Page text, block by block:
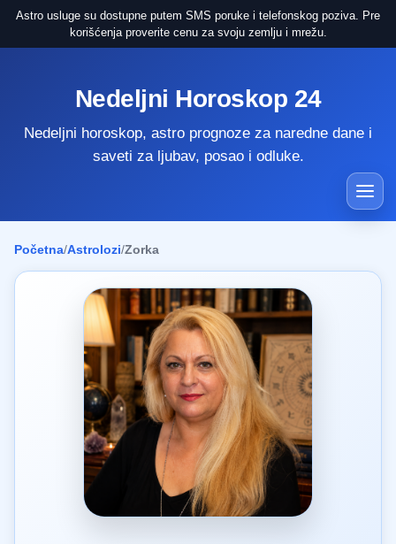
Astro usluge su dostupne putem SMS poruke i telefonskog poziva. Pre
korišćenja proverite cenu za svoju zemlju i mrežu.
Nedeljni Horoskop 24
Nedeljni horoskop, astro prognoze za naredne dane i
saveti za ljubav, posao i odluke.
Početna/Astrolozi/Zorka